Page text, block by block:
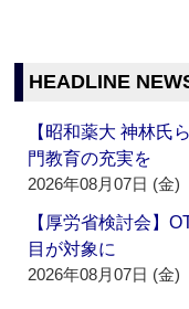
HEADLINE
【昭和薬大 神林氏
門教育の充実を
2026年08月07日 (金)
【厚労省検討会】
目が対象に
2026年08月07日 (金)